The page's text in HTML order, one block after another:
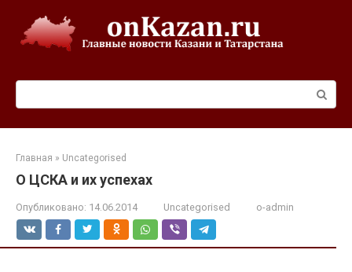
контенту
Главная » Uncategorised
О ЦСКА и их успехах
Опубликовано: 14.06.2014 Uncategorised o-admin